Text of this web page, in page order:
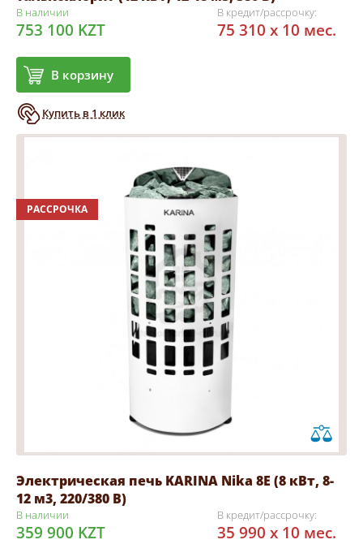
В наличии
753 100 KZT
В корзину
Купить в 1 клик
В кредит/рассрочку:
75 310 x 10 мес.
РАССРОЧКА
Электрическая печь KARINA Nika 8Е (8 кВт, 8-
12 м3, 220/380 В)
В наличии
359 900 KZT
В кредит/рассрочку:
35 990 x 10 мес.